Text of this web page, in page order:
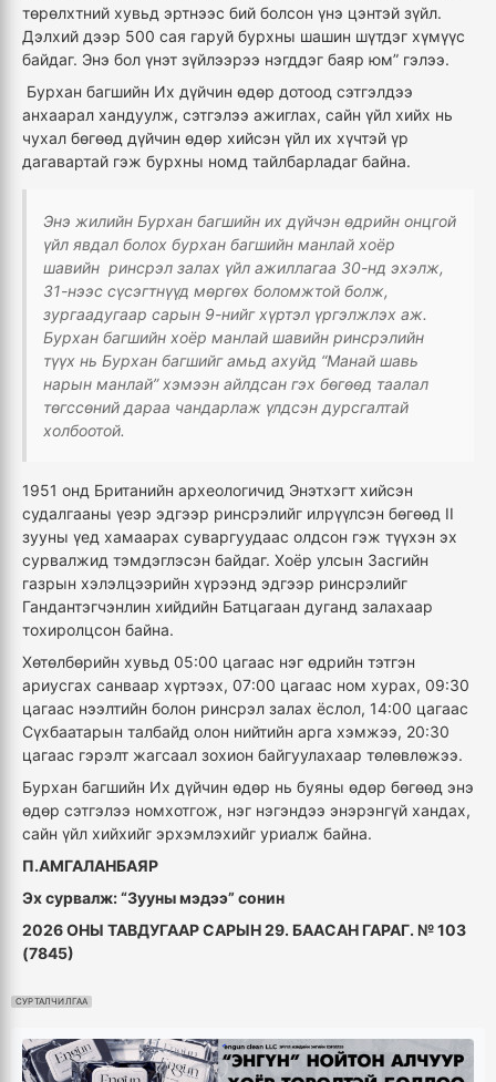
төрөлхтний хувьд эртнээс бий болсон үнэ цэнтэй зүйл.
Дэлхий дээр 500 сая гаруй бурхны шашин шүтдэг хүмүүс
байдаг. Энэ бол үнэт зүйлээрээ нэгддэг баяр юм” гэлээ.
Бурхан багшийн Их дүйчин өдөр дотоод сэтгэлдээ
анхаарал хандуулж, сэтгэлээ ажиглах, сайн үйл хийх нь
чухал бөгөөд дүйчин өдөр хийсэн үйл их хүчтэй үр
дагавартай гэж бурхны номд тайлбарладаг байна.
Энэ жилийн Бурхан багшийн их дүйчэн өдрийн онцгой
үйл явдал болох бурхан багшийн манлай хоёр
шавийн ринсрэл залах үйл ажиллагаа 30-нд эхэлж,
31-нээс сүсэгтнүүд мөргөх боломжтой болж,
зургаадугаар сарын 9-нийг хүртэл үргэлжлэх аж.
Бурхан багшийн хоёр манлай шавийн ринсрэлийн
түүх нь Бурхан багшийг амьд ахуйд “Манай шавь
нарын манлай” хэмээн айлдсан гэх бөгөөд таалал
төгссөний дараа чандарлаж үлдсэн дурсгалтай
холбоотой.
1951 онд Британийн археологичид Энэтхэгт хийсэн
судалгааны үеэр эдгээр ринсрэлийг илрүүлсэн бөгөөд II
зууны үед хамаарах суваргуудаас олдсон гэж түүхэн эх
сурвалжид тэмдэглэсэн байдаг. Хоёр улсын Засгийн
газрын хэлэлцээрийн хүрээнд эдгээр ринсрэлийг
Гандантэгчэнлин хийдийн Батцагаан дуганд залахаар
тохиролцсон байна.
Хөтөлбөрийн хувьд 05:00 цагаас нэг өдрийн тэтгэн
ариусгах санваар хүртээх, 07:00 цагаас ном хурах, 09:30
цагаас нээлтийн болон ринсрэл залах ёслол, 14:00 цагаас
Сүхбаатарын талбайд олон нийтийн арга хэмжээ, 20:30
цагаас гэрэлт жагсаал зохион байгуулахаар төлөвлөжээ.
Бурхан багшийн Их дүйчин өдөр нь буяны өдөр бөгөөд энэ
өдөр сэтгэлээ номхотгож, нэг нэгэндээ энэрэнгүй хандах,
сайн үйл хийхийг эрхэмлэхийг уриалж байна.
П.АМГАЛАНБАЯР
Эх сурвалж: “Зууны мэдээ” сонин
2026 ОНЫ ТАВДУГААР САРЫН 29. БААСАН ГАРАГ. № 103
(7845)
СУРТАЛЧИЛГАА